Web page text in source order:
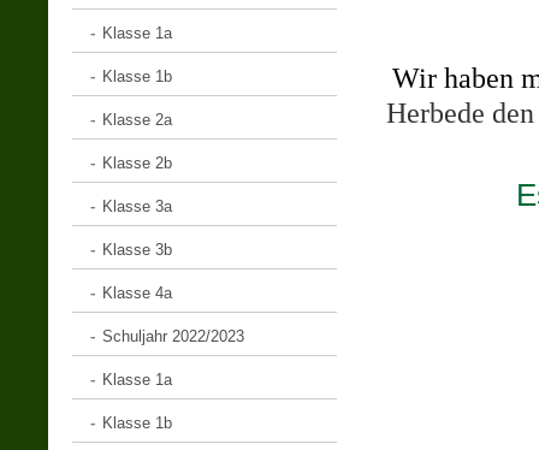
Klasse 1a
Klasse 1b
Klasse 2a
Klasse 2b
Klasse 3a
Klasse 3b
Klasse 4a
Schuljahr 2022/2023
Klasse 1a
Klasse 1b
Wir haben
Herbede